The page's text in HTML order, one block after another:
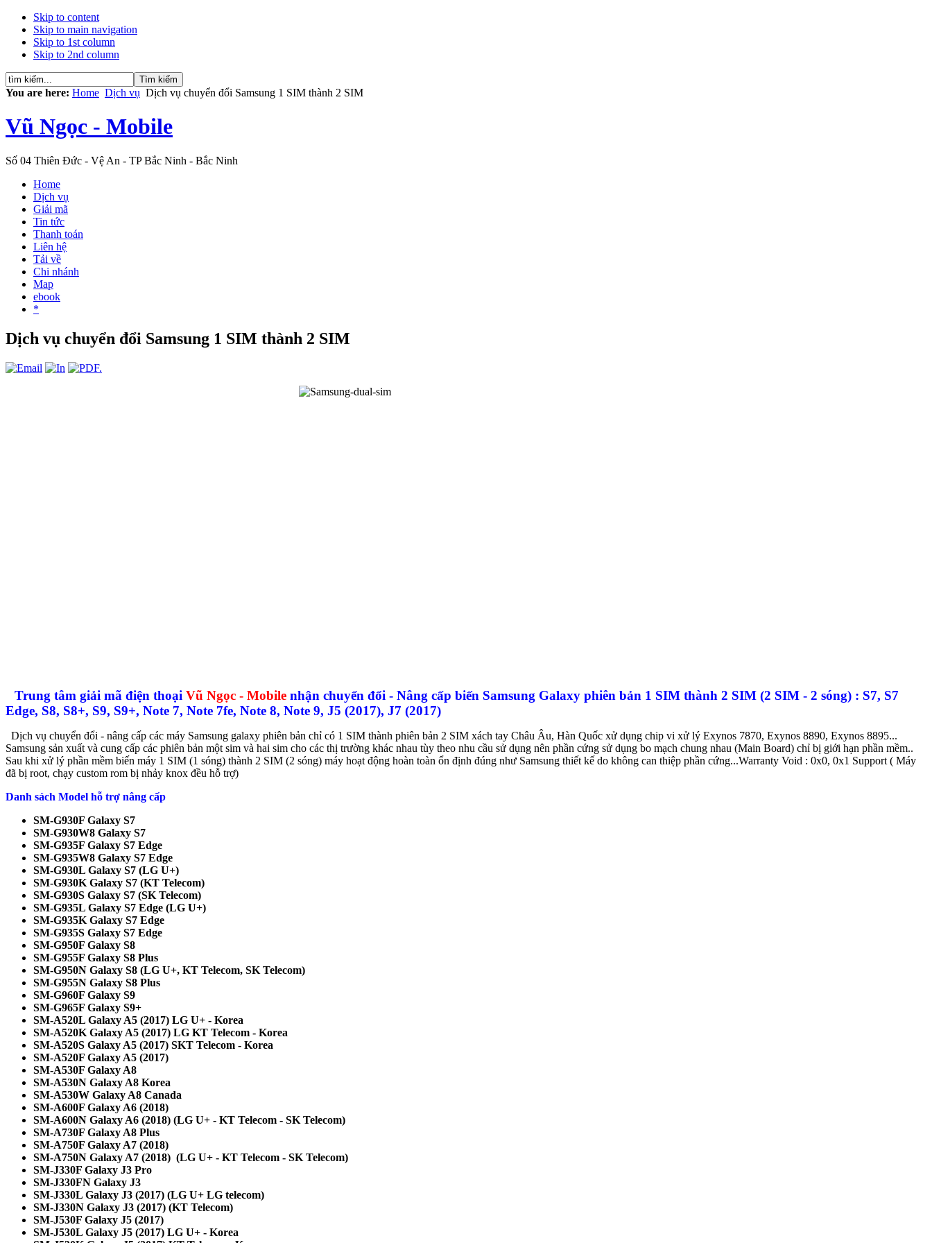
Skip to content
Skip to main navigation
Skip to 1st column
Skip to 2nd column
You are here: Home Dịch vụ Dịch vụ chuyển đổi Samsung 1 SIM thành 2 SIM
Vũ Ngọc - Mobile
Số 04 Thiên Đức - Vệ An - TP Bắc Ninh - Bắc Ninh
Home
Dịch vụ
Giải mã
Tin tức
Thanh toán
Liên hệ
Tải về
Chi nhánh
Map
ebook
*
Dịch vụ chuyển đổi Samsung 1 SIM thành 2 SIM
Trung tâm giải mã điện thoại Vũ Ngọc - Mobile nhận chuyển đổi - Nâng cấp biến Samsung Galaxy phiên bản 1 SIM thành 2 SIM (2 SIM - 2 sóng) : S7, S7
Edge, S8, S8+, S9, S9+, Note 7, Note 7fe, Note 8, Note 9, J5 (2017), J7 (2017)
Dịch vụ chuyển đổi - nâng cấp các máy Samsung galaxy phiên bản chỉ có 1 SIM thành phiên bản 2 SIM xách tay Châu Âu, Hàn Quốc xử dụng chip vi xử lý Exynos 7870, Exynos 8890, Exynos 8895...
Samsung sản xuất và cung cấp các phiên bản một sim và hai sim cho các thị trường khác nhau tùy theo nhu cầu sử dụng nên phần cứng sử dụng bo mạch chung nhau (Main Board) chỉ bị giới hạn phần mềm..
Sau khi xử lý phần mềm biến máy 1 SIM (1 sóng) thành 2 SIM (2 sóng) máy hoạt động hoàn toàn ổn định đúng như Samsung thiết kế do không can thiệp phần cứng...Warranty Void : 0x0, 0x1 Support ( Máy
đã bị root, chạy custom rom bị nhảy knox đều hỗ trợ)
Danh sách Model hỗ trợ nâng cấp
SM-G930F Galaxy S7
SM-G930W8 Galaxy S7
SM-G935F Galaxy S7 Edge
SM-G935W8 Galaxy S7 Edge
SM-G930L Galaxy S7 (LG U+)
SM-G930K Galaxy S7 (KT Telecom)
SM-G930S Galaxy S7 (SK Telecom)
SM-G935L Galaxy S7 Edge (LG U+)
SM-G935K Galaxy S7 Edge
SM-G935S Galaxy S7 Edge
SM-G950F Galaxy S8
SM-G955F Galaxy S8 Plus
SM-G950N Galaxy S8 (LG U+, KT Telecom, SK Telecom)
SM-G955N Galaxy S8 Plus
SM-G960F Galaxy S9
SM-G965F Galaxy S9+
SM-A520L Galaxy A5 (2017) LG U+ - Korea
SM-A520K Galaxy A5 (2017) LG KT Telecom - Korea
SM-A520S Galaxy A5 (2017) SKT Telecom - Korea
SM-A520F Galaxy A5 (2017)
SM-A530F Galaxy A8
SM-A530N Galaxy A8 Korea
SM-A530W Galaxy A8 Canada
SM-A600F Galaxy A6 (2018)
SM-A600N Galaxy A6 (2018) (LG U+ - KT Telecom - SK Telecom)
SM-A730F Galaxy A8 Plus
SM-A750F Galaxy A7 (2018)
SM-A750N Galaxy A7 (2018) (LG U+ - KT Telecom - SK Telecom)
SM-J330F Galaxy J3 Pro
SM-J330FN Galaxy J3
SM-J330L Galaxy J3 (2017) (LG U+ LG telecom)
SM-J330N Galaxy J3 (2017) (KT Telecom)
SM-J530F Galaxy J5 (2017)
SM-J530L Galaxy J5 (2017) LG U+ - Korea